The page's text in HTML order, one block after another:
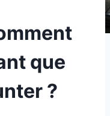
que
?